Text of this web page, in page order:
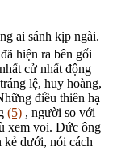
ai sánh kịp ngài.
đã hiện ra bên gối
cử nhất động
lệ, huy hoàng,
điều thiên hạ
(5) , người so với
xem voi. Đức ông
kẻ dưới, nói cách